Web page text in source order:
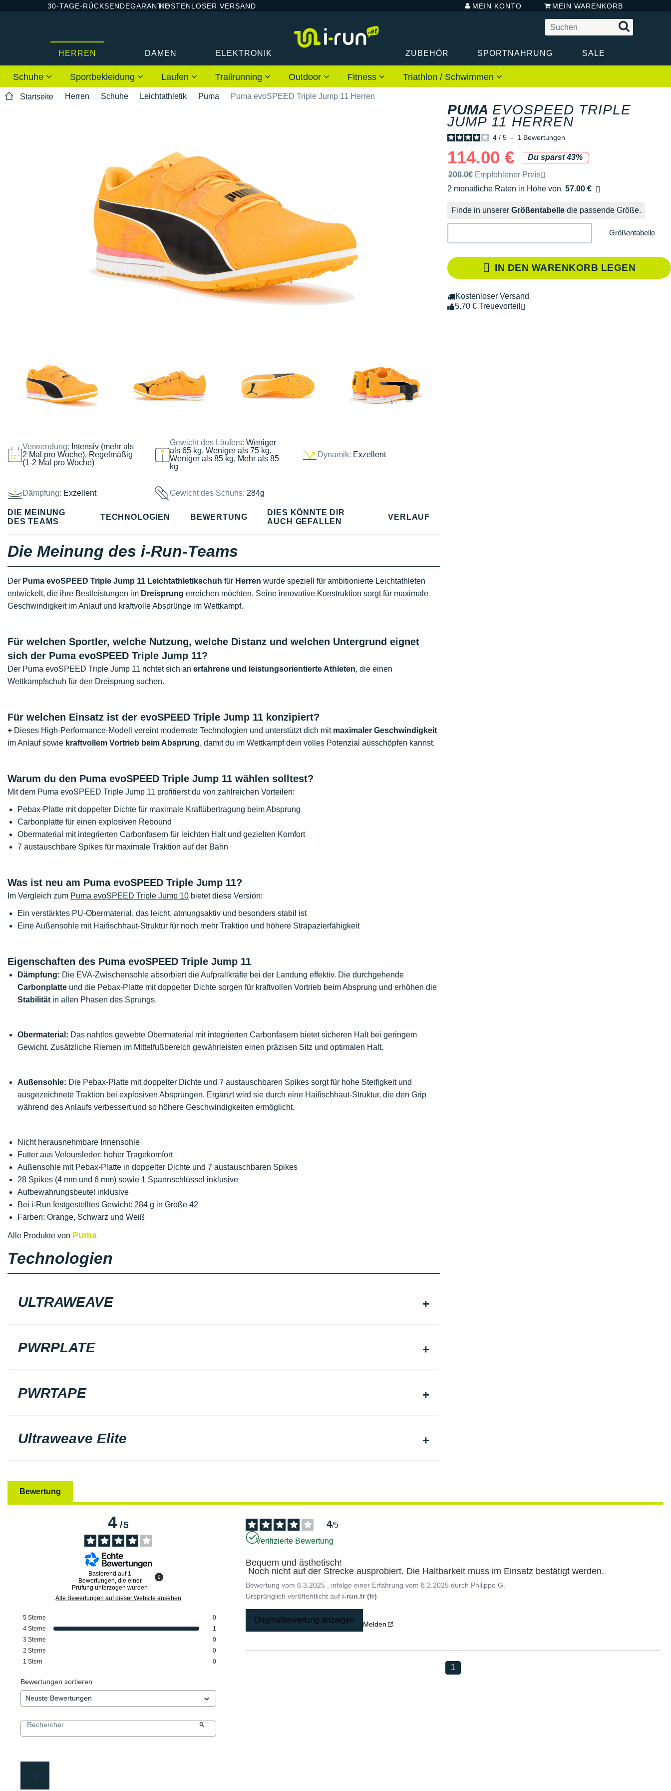
30-TAGE-RÜCKSENDEGARANTIEKOSTENLOSER VERSAND MEIN KONTO MEIN WARENKORB
HERREN DAMEN ELEKTRONIK ZUBEHÖR SPORTNAHRUNG SALE
Schuhe Sportbekleidung Laufen Trailrunning Outdoor Fitness Triathlon / Schwimmen
Startseite Herren Schuhe Leichtathletik Puma Puma evoSPEED Triple Jump 11 Herren
Verwendung: Intensiv (mehr als
2 Mal pro Woche), Regelmäßig
(1-2 Mal pro Woche)
Gewicht des Läufers:Weniger
als 65 kg, Weniger als 75 kg,
Weniger als 85 kg, Mehr als 85
kg
Dynamik: Exzellent
Dämpfung: Exzellent Gewicht des Schuhs: 284g
PUMA EVOSPEED TRIPLE
JUMP 11 HERREN
4 / 5 - 1 Bewertungen
114.00 €
Du sparst 43%
Unverbindliche Preisempfehlung der Marke
200.0€ Empfohlener Preis
2 monatliche Raten in Höhe von 57.00 €
Ohne Zusatzkosten
Finde in unserer Größentabelle die passende Größe.
Größentabelle
IN DEN WARENKORB LEGEN
Kostenloser Versand
5.70 € Treuevorteil
DIE MEINUNG
DES TEAMS
TECHNOLOGIEN BEWERTUNG
DIES KÖNNTE DIR
AUCH GEFALLEN
VERLAUF
Die Meinung des i-Run-Teams
Der Puma evoSPEED Triple Jump 11 Leichtathletikschuh für Herren wurde speziell für ambitionierte Leichtathleten
entwickelt, die ihre Bestleistungen im Dreisprung erreichen möchten. Seine innovative Konstruktion sorgt für maximale
Geschwindigkeit im Anlauf und kraftvolle Absprünge im Wettkampf.
Für welchen Sportler, welche Nutzung, welche Distanz und welchen Untergrund eignet
sich der Puma evoSPEED Triple Jump 11?
Der Puma evoSPEED Triple Jump 11 richtet sich an erfahrene und leistungsorientierte Athleten, die einen
Wettkampfschuh für den Dreisprung suchen.
Für welchen Einsatz ist der evoSPEED Triple Jump 11 konzipiert?
+ Dieses High-Performance-Modell vereint modernste Technologien und unterstützt dich mit maximaler Geschwindigkeit
im Anlauf sowie kraftvollem Vortrieb beim Absprung, damit du im Wettkampf dein volles Potenzial ausschöpfen kannst.
Warum du den Puma evoSPEED Triple Jump 11 wählen solltest?
Mit dem Puma evoSPEED Triple Jump 11 profitierst du von zahlreichen Vorteilen:
Pebax-Platte mit doppelter Dichte für maximale Kraftübertragung beim Absprung
Carbonplatte für einen explosiven Rebound
Obermaterial mit integrierten Carbonfasern für leichten Halt und gezielten Komfort
7 austauschbare Spikes für maximale Traktion auf der Bahn
Was ist neu am Puma evoSPEED Triple Jump 11?
Im Vergleich zum Puma evoSPEED Triple Jump 10 bietet diese Version:
Ein verstärktes PU-Obermaterial, das leicht, atmungsaktiv und besonders stabil ist
Eine Außensohle mit Haifischhaut-Struktur für noch mehr Traktion und höhere Strapazierfähigkeit
Eigenschaften des Puma evoSPEED Triple Jump 11
Dämpfung: Die EVA-Zwischensohle absorbiert die Aufprallkräfte bei der Landung effektiv. Die durchgehende
Carbonplatte und die Pebax-Platte mit doppelter Dichte sorgen für kraftvollen Vortrieb beim Absprung und erhöhen die
Stabilität in allen Phasen des Sprungs.
Obermaterial: Das nahtlos gewebte Obermaterial mit integrierten Carbonfasern bietet sicheren Halt bei geringem
Gewicht. Zusätzliche Riemen im Mittelfußbereich gewährleisten einen präzisen Sitz und optimalen Halt.
Außensohle: Die Pebax-Platte mit doppelter Dichte und 7 austauschbaren Spikes sorgt für hohe Steifigkeit und
ausgezeichnete Traktion bei explosiven Absprüngen. Ergänzt wird sie durch eine Haifischhaut-Struktur, die den Grip
während des Anlaufs verbessert und so höhere Geschwindigkeiten ermöglicht.
Nicht herausnehmbare Innensohle
Futter aus Veloursleder: hoher Tragekomfort
Außensohle mit Pebax-Platte in doppelter Dichte und 7 austauschbaren Spikes
28 Spikes (4 mm und 6 mm) sowie 1 Spannschlüssel inklusive
Aufbewahrungsbeutel inklusive
Bei i-Run festgestelltes Gewicht: 284 g in Größe 42
Farben: Orange, Schwarz und Weiß
Alle Produkte von Puma
Technologien
ULTRAWEAVE
PWRPLATE
PWRTAPE
Ultraweave Elite
Bewertung
4/5
Basierend auf1
Bewertungen, die einer
Prüfung unterzogen wurden
Alle Bewertungen auf dieser Website ansehen
5 Sterne
0
4 Sterne
1
3 Sterne
0
2 Sterne
0
1 Stern 0
Bewertungen sortieren
4/5
Verifizierte Bewertung
Bequem und ästhetisch!
Noch nicht auf der Strecke ausprobiert. Die Haltbarkeit muss im Einsatz bestätigt werden.
Bewertung vom6.3.2025 , infolge einer Erfahrung vom8.2.2025 durch Philippe G.
Ursprünglich veröffentlicht auf i-run.fr (fr)
Originalbewertung anzeigen Melden
1